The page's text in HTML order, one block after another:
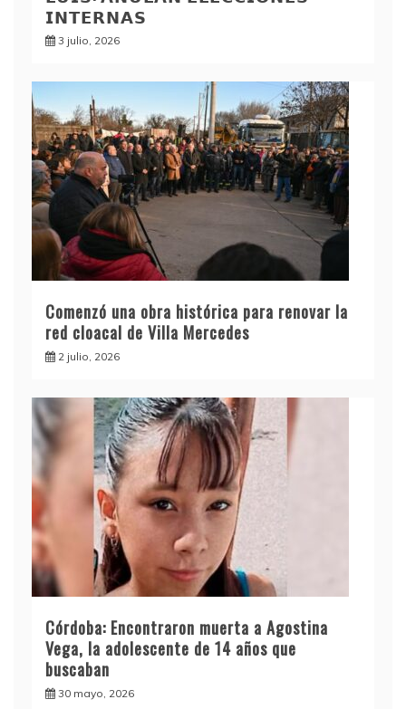
𝗜𝗡𝗧𝗘𝗥𝗡𝗔𝗦
3 julio, 2026
Comenzó una obra histórica para renovar la
red cloacal de Villa Mercedes
2 julio, 2026
Córdoba: Encontraron muerta a Agostina
Vega, la adolescente de 14 años que
buscaban
30 mayo, 2026